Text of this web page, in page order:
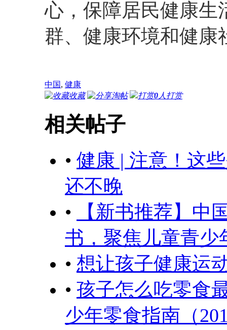
心，保障居民健康生
群、健康环境和健康
中国, 健康
收藏
淘帖 打赏0 人打赏
相关帖子
• 健康 | 注意！这
还不晚
•
【新书推荐】中
书，聚焦儿童青少
• 想让孩子健康运
• 孩子怎么吃零食
少年零食指南（